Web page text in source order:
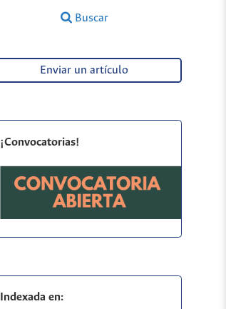
Buscar
Enviar un artículo
¡Convocatorias!
Indexada en: